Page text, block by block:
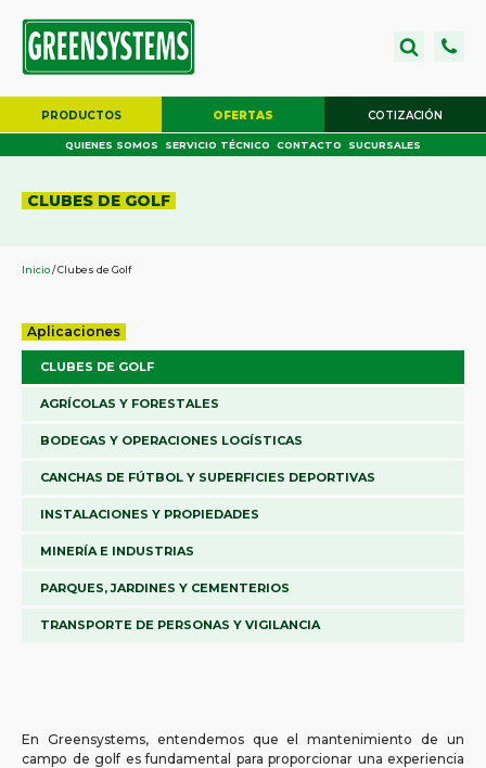
PRODUCTOS OFERTAS COTIZACIÓN
QUIENES SOMOS SERVICIO TÉCNICO CONTACTO SUCURSALES
CLUBES DE GOLF
Inicio/ Clubes de Golf
Aplicaciones
CLUBES DE GOLF
AGRÍCOLAS Y FORESTALES
BODEGAS Y OPERACIONES LOGÍSTICAS
CANCHAS DE FÚTBOL Y SUPERFICIES DEPORTIVAS
INSTALACIONES Y PROPIEDADES
MINERÍA E INDUSTRIAS
PARQUES, JARDINES Y CEMENTERIOS
TRANSPORTE DE PERSONAS Y VIGILANCIA
En Greensystems, entendemos que el mantenimiento de un
campo de golf es fundamental para proporcionar una experiencia